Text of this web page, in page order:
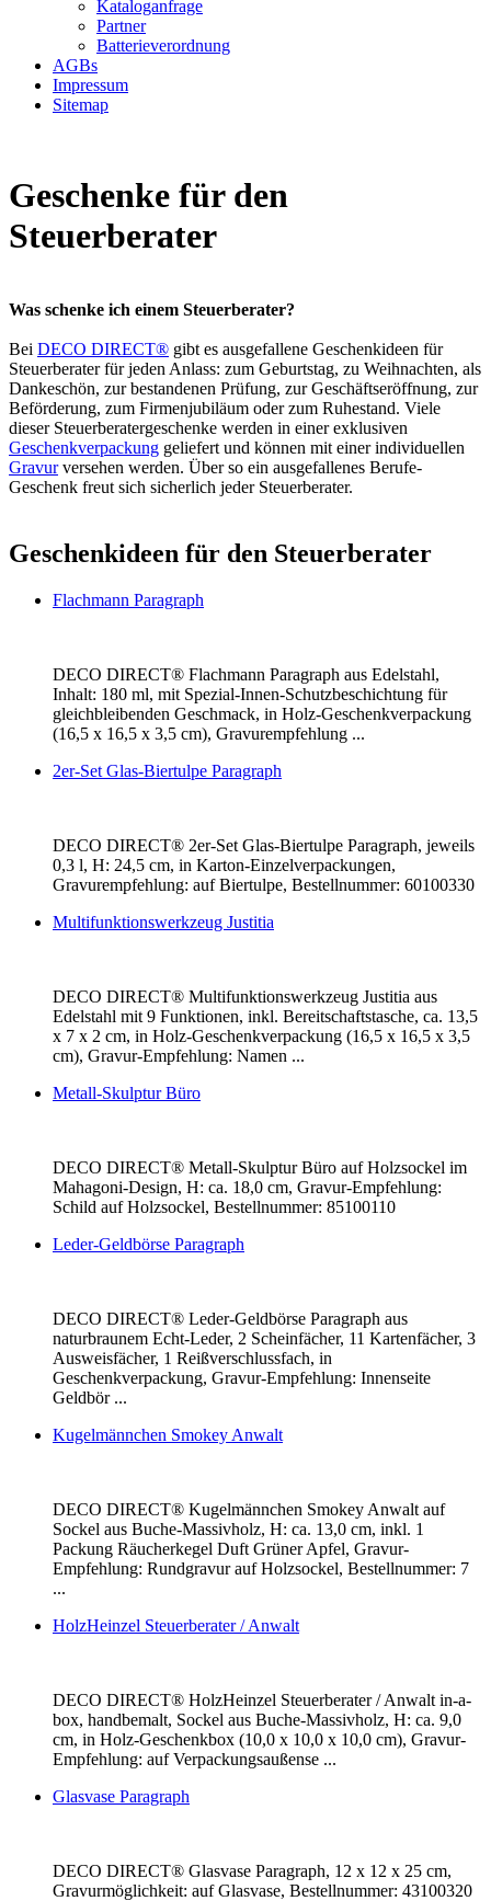
Kataloganfrage
Partner
Batterieverordnung
AGBs
Impressum
Sitemap
Geschenke für den
Steuerberater
Was schenke ich einem Steuerberater?
Bei DECO DIRECT® gibt es ausgefallene Geschenkideen für
Steuerberater für jeden Anlass: zum Geburtstag, zu Weihnachten, als
Dankeschön, zur bestandenen Prüfung, zur Geschäftseröffnung, zur
Beförderung, zum Firmenjubiläum oder zum Ruhestand. Viele
dieser Steuerberatergeschenke werden in einer exklusiven
Geschenkverpackung geliefert und können mit einer individuellen
Gravurversehen werden. Über so ein ausgefallenes Berufe-
Geschenk freut sich sicherlich jeder Steuerberater.
Geschenkideen für den Steuerberater
Flachmann Paragraph
DECO DIRECT® Flachmann Paragraph aus Edelstahl,
Inhalt: 180 ml, mit Spezial-Innen-Schutzbeschichtung für
gleichbleibenden Geschmack, in Holz-Geschenkverpackung
(16,5 x 16,5 x 3,5 cm), Gravurempfehlung ...
2er-Set Glas-Biertulpe Paragraph
DECO DIRECT® 2er-Set Glas-Biertulpe Paragraph, jeweils
0,3 l, H: 24,5 cm, in Karton-Einzelverpackungen,
Gravurempfehlung: auf Biertulpe, Bestellnummer: 60100330
Multifunktionswerkzeug Justitia
DECO DIRECT® Multifunktionswerkzeug Justitia aus
Edelstahl mit 9 Funktionen, inkl. Bereitschaftstasche, ca. 13,5
x 7 x 2 cm, in Holz-Geschenkverpackung (16,5 x 16,5 x 3,5
cm), Gravur-Empfehlung: Namen ...
Metall-Skulptur Büro
DECO DIRECT® Metall-Skulptur Büro auf Holzsockel im
Mahagoni-Design, H: ca. 18,0 cm, Gravur-Empfehlung:
Schild auf Holzsockel, Bestellnummer: 85100110
Leder-Geldbörse Paragraph
DECO DIRECT® Leder-Geldbörse Paragraph aus
naturbraunem Echt-Leder, 2 Scheinfächer, 11 Kartenfächer, 3
Ausweisfächer, 1 Reißverschlussfach, in
Geschenkverpackung, Gravur-Empfehlung: Innenseite
Geldbör ...
Kugelmännchen Smokey Anwalt
DECO DIRECT® Kugelmännchen Smokey Anwalt auf
Sockel aus Buche-Massivholz, H: ca. 13,0 cm, inkl. 1
Packung Räucherkegel Duft Grüner Apfel, Gravur-
Empfehlung: Rundgravur auf Holzsockel, Bestellnummer: 7
...
HolzHeinzel Steuerberater / Anwalt
DECO DIRECT® HolzHeinzel Steuerberater / Anwalt in-a-
box, handbemalt, Sockel aus Buche-Massivholz, H: ca. 9,0
cm, in Holz-Geschenkbox (10,0 x 10,0 x 10,0 cm), Gravur-
Empfehlung: auf Verpackungsaußense ...
Glasvase Paragraph
DECO DIRECT® Glasvase Paragraph, 12 x 12 x 25 cm,
Gravurmöglichkeit: auf Glasvase, Bestellnummer: 43100320